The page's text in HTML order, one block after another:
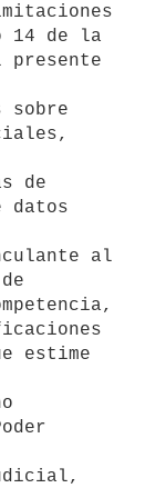
14 de la
sobre
de
datos
al
estime